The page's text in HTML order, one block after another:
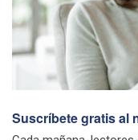
Suscríbete gratis al